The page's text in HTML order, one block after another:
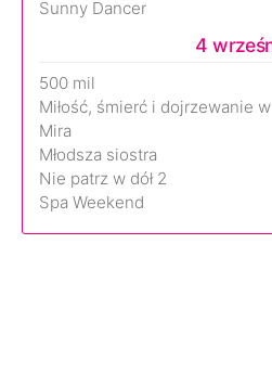
Sunny Dancer
4
500 mil
Miłość, śmierć i dojrzewanie
Mira
Młodsza siostra
Nie patrz w dół 2
Spa Weekend